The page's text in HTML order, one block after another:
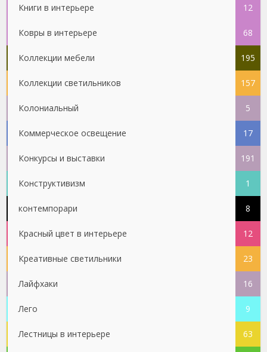
Книги в интерьере 12
Ковры в интерьере 68
Коллекции мебели 195
Коллекции светильников 157
Колониальный 5
Коммерческое освещение 17
Конкурсы и выставки 191
Конструктивизм 1
контемпорари 8
Красный цвет в интерьере 12
Креативные светильники 23
Лайфхаки 16
Лего 9
Лестницы в интерьере 63